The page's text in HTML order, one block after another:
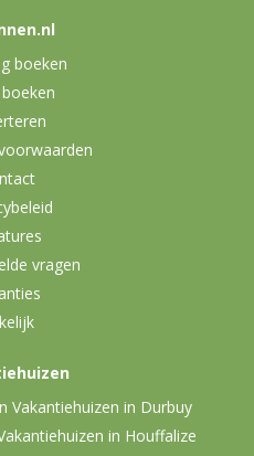
boeken
vragen
Vakantiehuizen in Durbuy
in Houffalize